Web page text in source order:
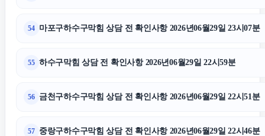
54 마포구하수구막힘 상담 전 확인사항 2026년06월29일 23시07분
55 하수구막힘 상담 전 확인사항 2026년06월29일 22시59분
56 금천구하수구막힘 상담 전 확인사항 2026년06월29일 22시51분
57 중랑구하수구막힘 상담 전 확인사항 2026년06월29일 22시46분